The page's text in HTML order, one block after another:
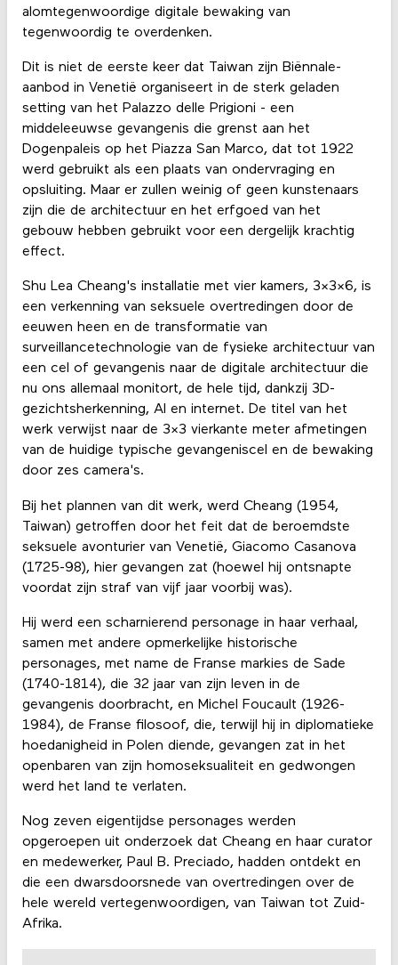
alomtegenwoordige digitale bewaking van
tegenwoordig te overdenken.
Dit is niet de eerste keer dat Taiwan zijn Biënnale-
aanbod in Venetië organiseert in de sterk geladen
setting van het Palazzo delle Prigioni - een
middeleeuwse gevangenis die grenst aan het
Dogenpaleis op het Piazza San Marco, dat tot 1922
werd gebruikt als een plaats van ondervraging en
opsluiting. Maar er zullen weinig of geen kunstenaars
zijn die de architectuur en het erfgoed van het
gebouw hebben gebruikt voor een dergelijk krachtig
effect.
Shu Lea Cheang's installatie met vier kamers, 3x3x6, is
een verkenning van seksuele overtredingen door de
eeuwen heen en de transformatie van
surveillancetechnologie van de fysieke architectuur van
een cel of gevangenis naar de digitale architectuur die
nu ons allemaal monitort, de hele tijd, dankzij 3D-
gezichtsherkenning, AI en internet. De titel van het
werk verwijst naar de 3x3 vierkante meter afmetingen
van de huidige typische gevangeniscel en de bewaking
door zes camera's.
Bij het plannen van dit werk, werd Cheang (1954,
Taiwan) getroffen door het feit dat de beroemdste
seksuele avonturier van Venetië, Giacomo Casanova
(1725-98), hier gevangen zat (hoewel hij ontsnapte
voordat zijn straf van vijf jaar voorbij was).
Hij werd een scharnierend personage in haar verhaal,
samen met andere opmerkelijke historische
personages, met name de Franse markies de Sade
(1740-1814), die 32 jaar van zijn leven in de
gevangenis doorbracht, en Michel Foucault (1926-
1984), de Franse filosoof, die, terwijl hij in diplomatieke
hoedanigheid in Polen diende, gevangen zat in het
openbaren van zijn homoseksualiteit en gedwongen
werd het land te verlaten.
Nog zeven eigentijdse personages werden
opgeroepen uit onderzoek dat Cheang en haar curator
en medewerker, Paul B. Preciado, hadden ontdekt en
die een dwarsdoorsnede van overtredingen over de
hele wereld vertegenwoordigen, van Taiwan tot Zuid-
Afrika.